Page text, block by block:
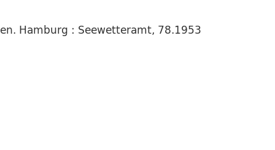
Hamburg : Seewetteramt, 78.1953